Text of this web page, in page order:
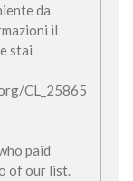
da
il
stai
CL_25865
paid
of our list.